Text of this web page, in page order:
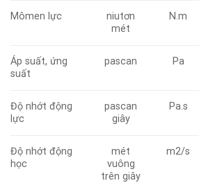
Mômen lực
niutơn
mét
N.m
Áp suất, ứng
suất
pascan Pa
Độ nhớt động
lực
pascan
giây
Pa.s
Độ nhớt động
học
mét
vuông
trên giây
m2/s